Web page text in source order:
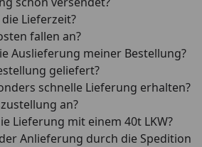
Lieferzeit?
fallen an?
Auslieferung meiner Bestellung?
geliefert?
schnelle Lieferung erhalten?
an?
Lieferung mit einem 40t LKW?
Anlieferung durch die Spedition